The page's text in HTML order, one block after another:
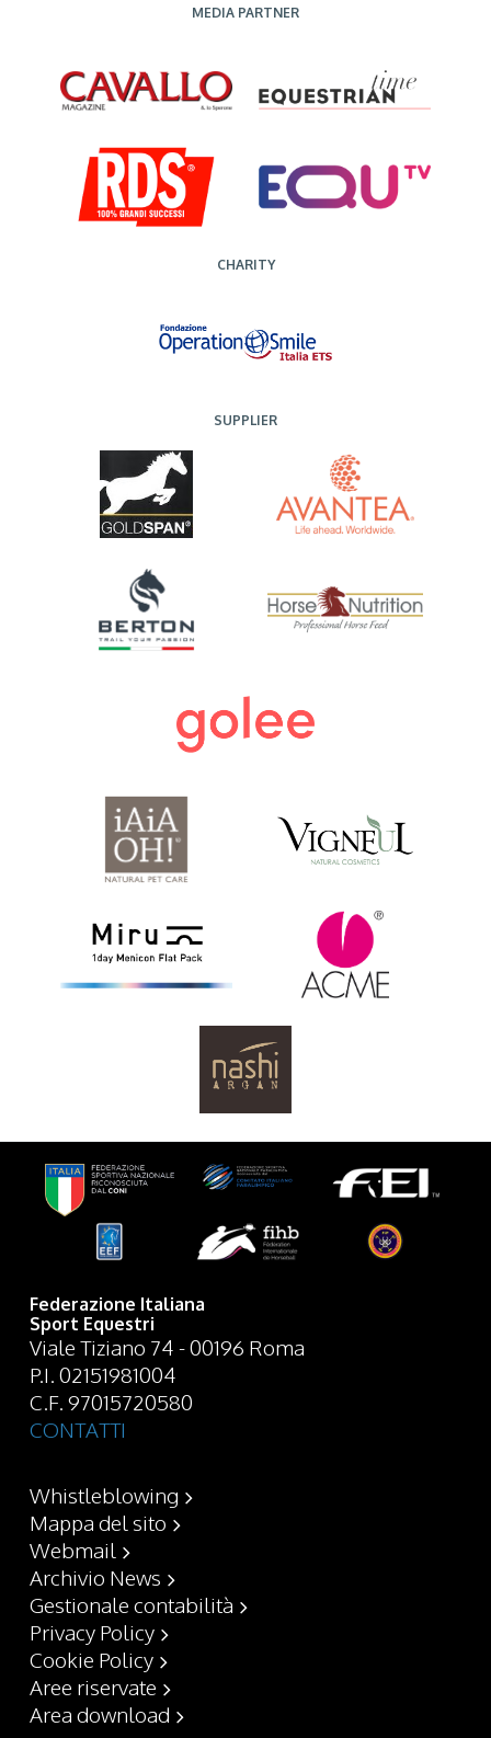
MEDIA PARTNER
CHARITY
SUPPLIER
Federazione Italiana
Sport Equestri
Viale Tiziano 74 - 00196 Roma
P.I. 02151981004
C.F. 97015720580
CONTATTI
Whistleblowing
Mappa del sito
Webmail
Archivio News
Gestionale contabilità
Privacy Policy
Cookie Policy
Aree riservate
Area download